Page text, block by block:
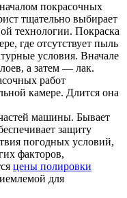
покрасочных
тщательно выбирает
технологии. Покраска
где отсутствует пыль
условия. Вначале
а затем — лак.
работ
камере. Длится она
машины. Бывает
защиту
погодных условий,
факторов,
цены полировки
для